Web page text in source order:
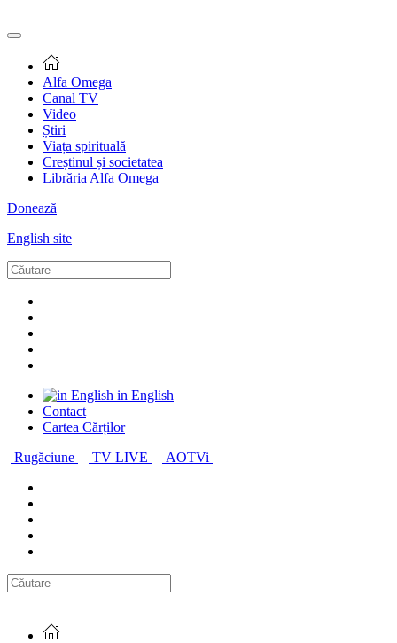
Alfa Omega
Canal TV
Video
Știri
Viața spirituală
Creștinul și societatea
Librăria Alfa Omega
Donează
English site
in English
Contact
Cartea Cărților
Rugăciune
TV LIVE AOTVi